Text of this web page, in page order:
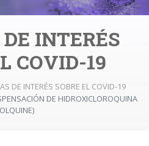
INTERÉS
COVID-19
DE INTERÉS SOBRE EL COVID-19
DE HIDROXICLOROQUINA